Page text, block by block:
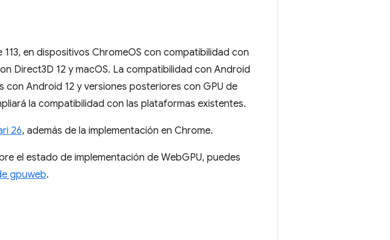
en dispositivos ChromeOS con compatibilidad con
Direct3D 12 y macOS. La compatibilidad con Android
con Android 12 y versiones posteriores con GPU de
la compatibilidad con las plataformas existentes.
26, además de la implementación en Chrome.
el estado de implementación de WebGPU, puedes
gpuweb.